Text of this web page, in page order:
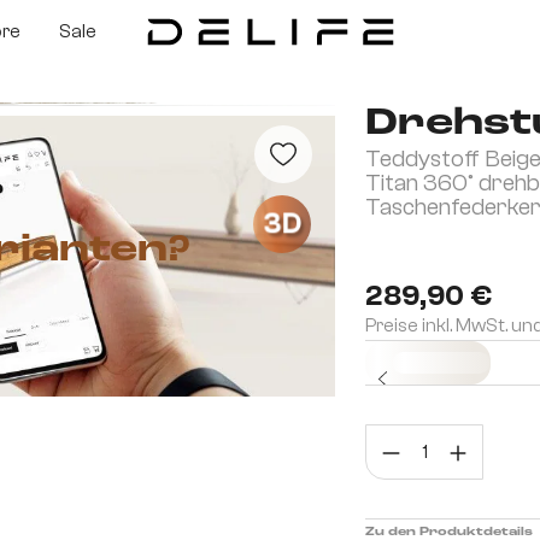
Sale
Teddystoff
Titan 360°
289,90 €
Preise inkl. MwSt.
Zu den Produktdetails
3D